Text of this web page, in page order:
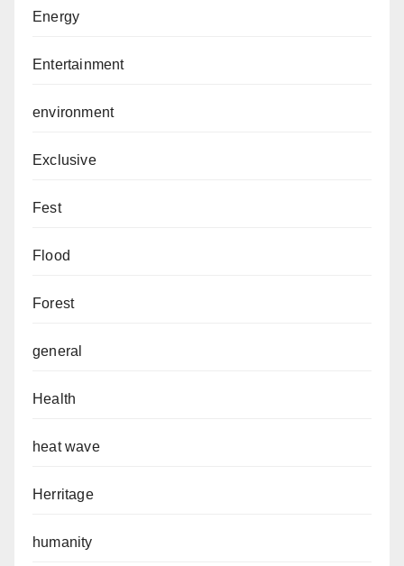
Energy
Entertainment
environment
Exclusive
Fest
Flood
Forest
general
Health
heat wave
Herritage
humanity